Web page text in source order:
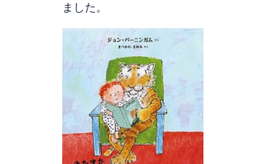
ました。